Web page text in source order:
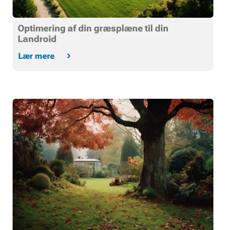
Optimering af din græsplæne til din
Landroid
Lær mere